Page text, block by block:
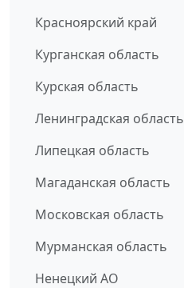
Красноярский край
Курганская область
Курская область
Ленинградская область
Липецкая область
Магаданская область
Московская область
Мурманская область
Ненецкий АО